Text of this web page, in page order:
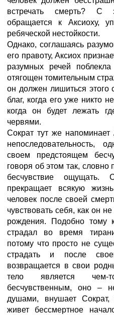
встречать смерть? С
обращается к Аксиоху,
ребяческой нестойкости.
Однако, соглашаясь
его правоту, Аксиох
разумных речей
отягощен томительным
он должен лишиться этого
благ, когда его уже никто
когда он будет лежать
червями.
Сократ тут же напоминает
непоследовательность,
своем предстоящем
говоря об этом так, словно
бесчувствие ощущать.
прекращает всякую
человек после своей
чувствовать себя, как он
рождения. Подобно тому
страдал во время
потому что просто не
страдать и после
возвращается в свои
тело является чем-
бесчувственным, оно –
душами, внушает
живет бессмертное